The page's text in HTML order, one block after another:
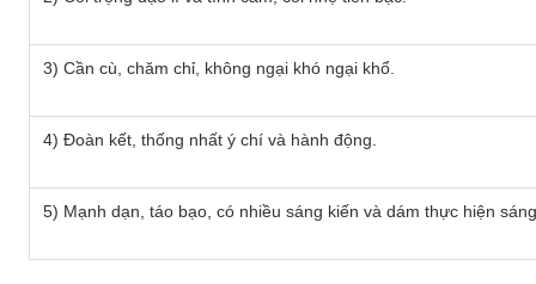
3) Cần cù, chăm chỉ, không ngại khó ngại khổ.
4) Đoàn kết, thống nhất ý chí và hành động.
5) Mạnh dạn, táo bạo, có nhiều sáng kiến và dám thực hiện